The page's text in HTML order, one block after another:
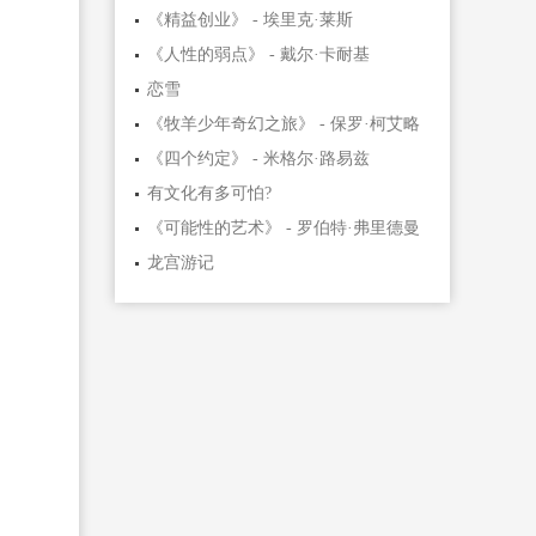
《精益创业》 - 埃里克·莱斯
《人性的弱点》 - 戴尔·卡耐基
恋雪
《牧羊少年奇幻之旅》 - 保罗·柯艾略
《四个约定》 - 米格尔·路易兹
有文化有多可怕?
《可能性的艺术》 - 罗伯特·弗里德曼
龙宫游记